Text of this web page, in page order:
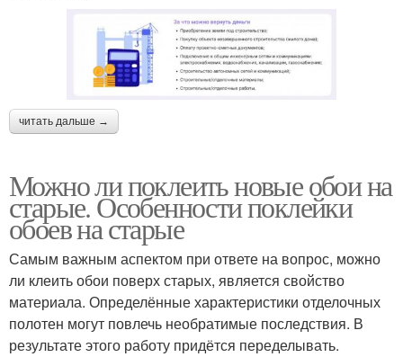
читать дальше →
Можно ли поклеить новые обои на
старые. Особенности поклейки
обоев на старые
Самым важным аспектом при ответе на вопрос, можно
ли клеить обои поверх старых, является свойство
материала. Определённые характеристики отделочных
полотен могут повлечь необратимые последствия. В
результате этого работу придётся переделывать.